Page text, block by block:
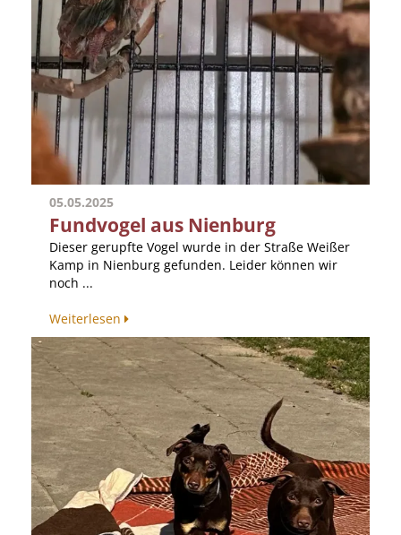
05.05.2025
Fundvogel aus Nienburg
Dieser gerupfte Vogel wurde in der Straße Weißer
Kamp in Nienburg gefunden. Leider können wir
noch ...
Weiterlesen